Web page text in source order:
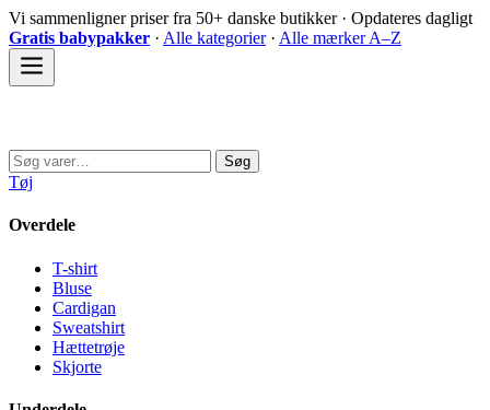
Spring
til
indhold
Vi sammenligner priser fra 50+ danske butikker · Opdateres dagligt
Gratis babypakker · Alle kategorier· Alle mærker A–Z
Søg
efter:
Søg
Tøj
Overdele
T-shirt
Bluse
Cardigan
Sweatshirt
Hættetrøje
Skjorte